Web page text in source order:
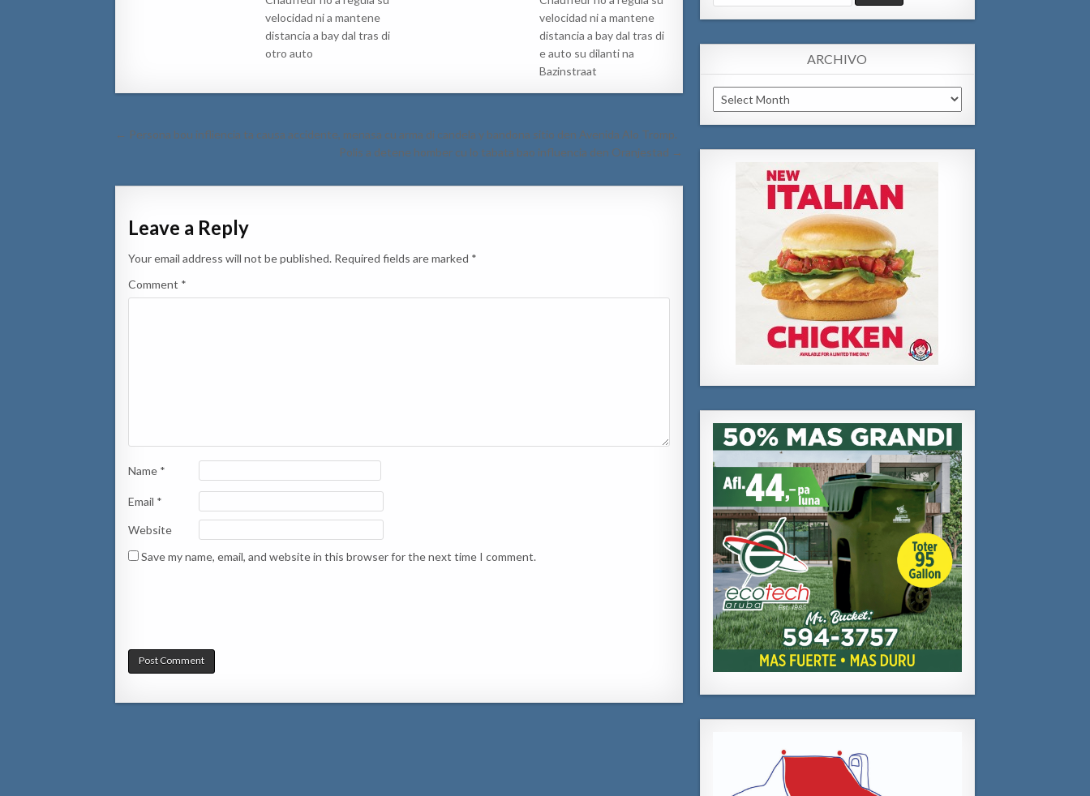
velocidad ni a mantene
distancia a bay dal tras di
otro auto
velocidad ni a mantene
distancia a bay dal tras di
e auto su dilanti na
Bazinstraat
Post
← Persona bou infliencia ta causa accidente, menasa cu arma di candela y bandona sitio den Avenida Alo Tromp.
Polis a detene homber cu lo tabata bao influencia den Oranjestad →
Leave a Reply
Your email address will not be published. Required fields are marked *
Comment *
Name *
Email *
Website
Save my name, email, and website in this browser for the next time I comment.
for:
ARCHIVO
Archivo